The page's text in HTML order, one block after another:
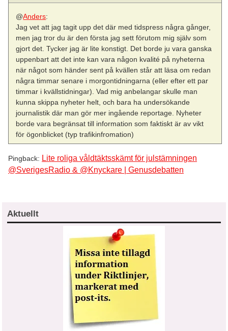
@Anders:
Jag vet att jag tagit upp det där med tidspress några gånger,
men jag tror du är den första jag sett förutom mig själv som
gjort det. Tycker jag är lite konstigt. Det borde ju vara ganska
uppenbart att det inte kan vara någon kvalité på nyheterna
när något som händer sent på kvällen står att läsa om redan
några timmar senare i morgontidningarna (eller efter ett par
timmar i kvällstidningar). Vad mig anbelangar skulle man
kunna skippa nyheter helt, och bara ha undersökande
journalistik där man gör mer ingående reportage. Nyheter
borde vara begränsat till information som faktiskt är av vikt
för ögonblicket (typ trafikinfromation)
Pingback: Lite roliga våldtäktsskämt för julstämningen
@SverigesRadio & @Knyckare | Genusdebatten
Aktuellt